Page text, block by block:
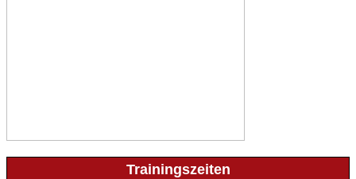
Trainingszeiten